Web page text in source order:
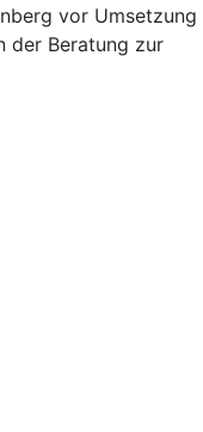
vor Umsetzung
der Beratung zur